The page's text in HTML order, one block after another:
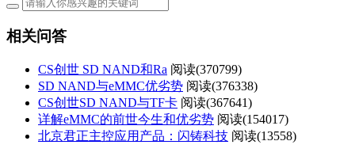
相关问答
CS创世 SD NAND和Ra 阅读(370799)
SD NAND与eMMC优劣势 阅读(376338)
CS创世SD NAND与TF卡 阅读(367641)
详解eMMC的前世今生和优劣势 阅读(154017)
北京君正主控应用产品：闪铸科技 阅读(13558)